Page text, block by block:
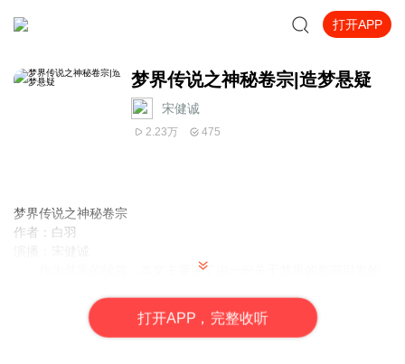
打开APP
梦界传说之神秘卷宗|造梦悬疑
宋健诚
2.23万 475
梦界传说之神秘卷宗
作者：白羽
作为梦界的续篇，本文主要讲了由一份关于梦界的卷宗引发的
帮忙，给她造梦。易殊的出现引谷知筑以私人侦探的身份现身，并
引发一系列奇怪的事情。三个人先后回国。之后引发一系列血案，
打开APP，完整收听